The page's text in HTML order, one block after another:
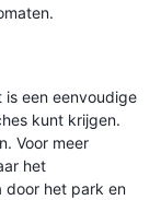
is een eenvoudige
kunt krijgen.
Voor meer
het
door het park en